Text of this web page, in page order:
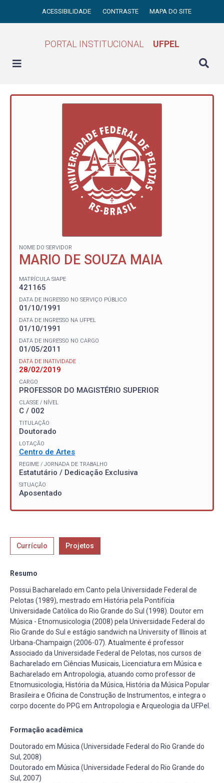
ACESSIBILIDADE CONTRASTE MAPA DO SITE
PORTAL INSTITUCIONAL UFPEL
NOME DO SERVIDOR
MARIO DE SOUZA MAIA
MATRÍCULA SIAPE
421165
DATA DE INGRESSO NO SERVIÇO PÚBLICO
01/10/1991
DATA DE INGRESSO NA UFPEL
01/10/1991
DATA DE INGRESSO NO CARGO
01/05/2011
DATA DE INATIVIDADE
28/02/2019
CARGO
PROFESSOR DO MAGISTÉRIO SUPERIOR
CLASSE / NÍVEL
C / 002
TITULAÇÃO
Doutorado
LOTAÇÃO
Centro de Artes
REGIME / JORNADA DE TRABALHO
Estatutário / Dedicação Exclusiva
SITUAÇÃO
Aposentado
Currículo Projetos
Resumo
Possui Bacharelado em Canto pela Universidade Federal de
Pelotas (1989), mestrado em História pela Pontifícia
Universidade Católica do Rio Grande do Sul (1998). Doutor em
Música - Etnomusicologia (2008) pela Universidade Federal do
Rio Grande do Sul e estágio sandwich na University of Illinois at
Urbana-Champaign (2006-07). Atualmente é professor
Associado da Universidade Federal de Pelotas, nos cursos de
Bacharelado em Ciências Musicais, Licenciatura em Música e
Bacharelado em Antropologia, atuando como professor de
Etnomusicologia, História da Música, História da Música Popular
Brasileira e Oficina de Construção de Instrumentos, e integra o
corpo docente do PPG em Antropologia e Arqueologia da UFPel.
Formação acadêmica
Doutorado em Música (Universidade Federal do Rio Grande do
Sul, 2008)
Doutorado em Música (Universidade Federal do Rio Grande do
Sul, 2007)